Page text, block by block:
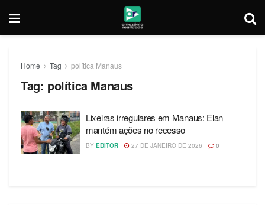
Home Tag política Manaus
Tag: política Manaus
Lixeiras irregulares em Manaus: Elan
mantém ações no recesso
BY EDITOR 27 DE JANEIRO DE 2026 0